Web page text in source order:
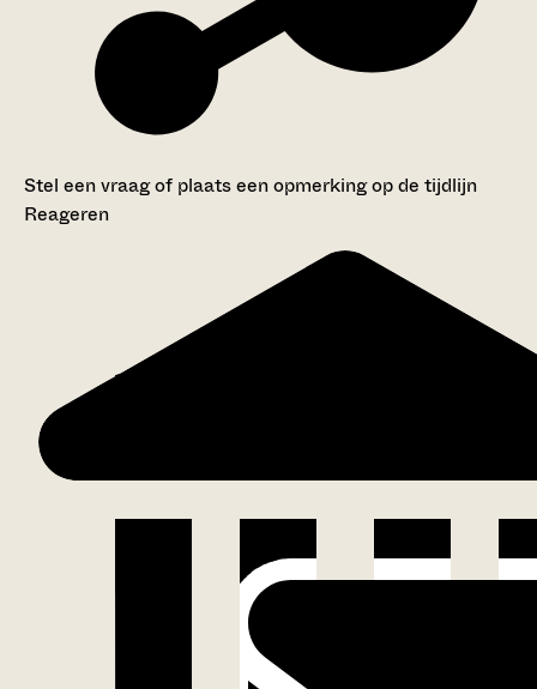
Stel een vraag of plaats een opmerking op de tijdlijn
Reageren